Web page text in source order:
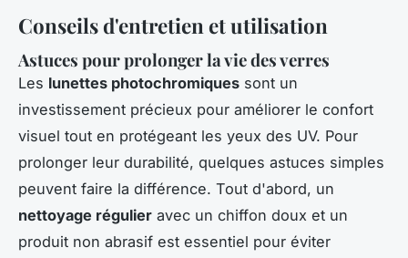
Conseils d'entretien et utilisation
Astuces pour prolonger la vie des verres
Les lunettes photochromiques sont un
investissement précieux pour améliorer le confort
visuel tout en protégeant les yeux des UV. Pour
prolonger leur durabilité, quelques astuces simples
peuvent faire la différence. Tout d'abord, un
nettoyage régulier avec un chiffon doux et un
produit non abrasif est essentiel pour éviter